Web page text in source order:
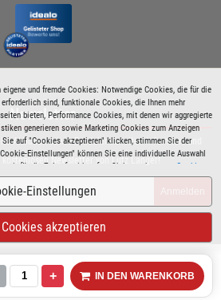
eigene und fremde Cookies: Notwendige Cookies, die für die
sind, funktionale Cookies, die Ihnen mehr
bieten, Performance Cookies, mit denen wir aggregierte
generieren sowie Marketing Cookies zum Anzeigen
Sie auf "Cookies akzeptieren" klicken, stimmen Sie der
Einstellungen" können Sie eine individuelle Auswahl
für die Zukunft widerrufen. Siehe auch unsere Cookie
Einstellungen
akzeptieren
+ IN DEN WARENKORB
Newsletter
Aktionen sowie Produktneuheiten informiert und
Newsletter von Lutz Langer!